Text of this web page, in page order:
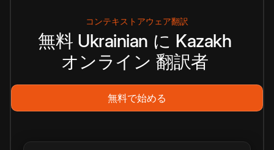
コンテキストアウェア翻訳
無料 Ukrainian に Kazakh
オンライン 翻訳者
無料で始める